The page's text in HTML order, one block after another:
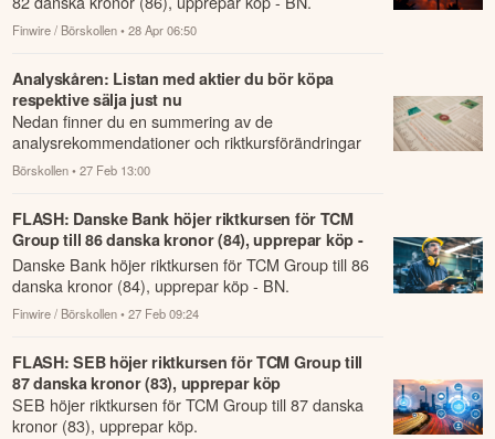
Finwire / Börskollen • 28 Apr 06:50
Analyskåren: Listan med aktier du bör köpa
respektive sälja just nu
Nedan finner du en summering av de
analysrekommendationer och riktkursförändringar
som har rapporterats om idag den 27 februari.
Börskollen • 27 Feb 13:00
FLASH: Danske Bank höjer riktkursen för TCM
Group till 86 danska kronor (84), upprepar köp -
BN
Danske Bank höjer riktkursen för TCM Group till 86
danska kronor (84), upprepar köp - BN.
Finwire / Börskollen • 27 Feb 09:24
FLASH: SEB höjer riktkursen för TCM Group till
87 danska kronor (83), upprepar köp
SEB höjer riktkursen för TCM Group till 87 danska
kronor (83), upprepar köp.